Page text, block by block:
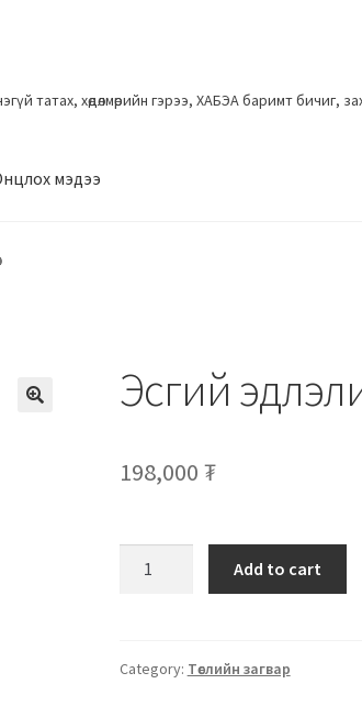
татах, хөдөлмөрийн гэрээ, ХАБЭА баримт бичиг,
мэдээ
Эсгий
198,000 ₮
Add to cart
Category: Төслийн загвар